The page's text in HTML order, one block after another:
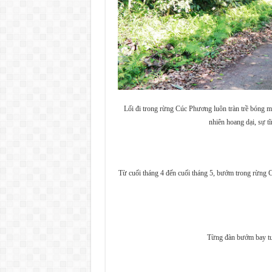
Lối đi trong rừng Cúc Phương luôn tràn trề bóng
nhiên hoang dại, sự
Từ cuối tháng 4 đến cuối tháng 5, bướm trong
Từng đàn bướm bay